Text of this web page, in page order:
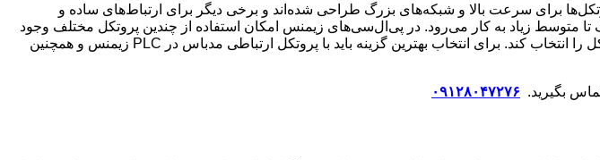
برای سرعت بالا و شبکه‌های بزرگ طراحی شده‌اند و برخی دیگر برای ارتباط‌های ساده و
متوسط زیاد به کار می‌رود. در پی‌ال‌سی‌های زیمنس امکان استفاده از چندین پروتکل مختلف وجود
دارد و مهندس پروژه باید با توجه به نوع تجهیزات، فاصله ارتباطی، سرعت مورد نیاز و هزینه، بهترین پروتکل را انتخاب کند. برای انتخاب بهترین گزینه باید با پروتکل ارتباطی مدباس در PLC زیمنس و همچنین
بگیرید. ۰۹۱۲۸۰۴۷۲۷۶